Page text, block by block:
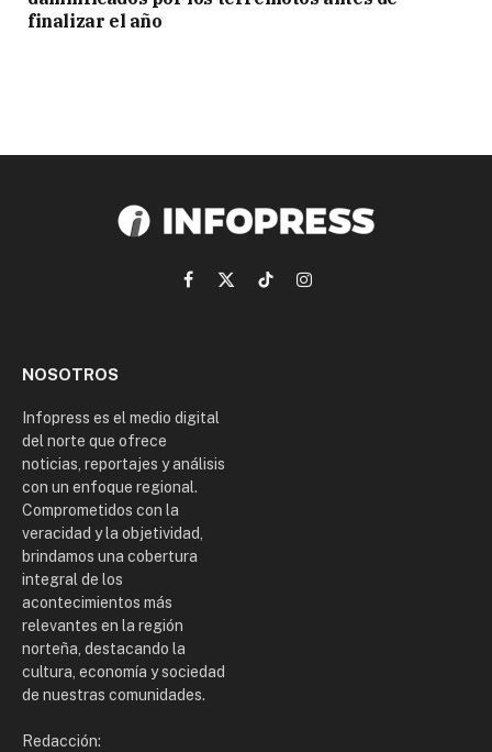
finalizar el año
Facebook
X
TikTokInstagram
NOSOTROS
Infopress es el medio digital
del norte que ofrece
noticias, reportajes y análisis
con un enfoque regional.
Comprometidos con la
veracidad y la objetividad,
brindamos una cobertura
integral de los
acontecimientos más
relevantes en la región
norteña, destacando la
cultura, economía y sociedad
de nuestras comunidades.
Redacción: